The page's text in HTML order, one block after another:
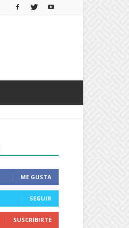
ME GUSTA
SEGUIR
SUSCRIBIRTE